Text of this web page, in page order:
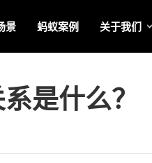
景 蚂蚁案例 关于我们
是什么？